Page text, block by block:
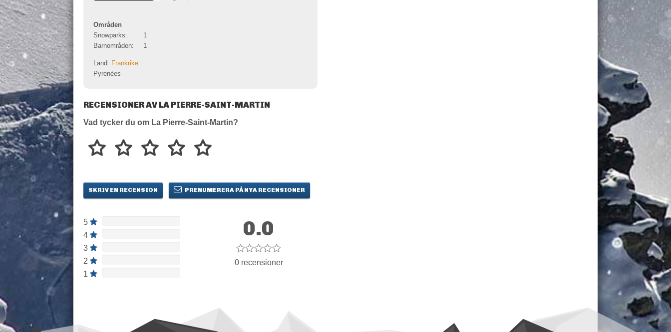
Områden
Snowparks:
1
Barnområden:
1
Land: Frankrike
Pyrenées
RECENSIONER AV LA PIERRE-SAINT-MARTIN
Vad tycker du om La Pierre-Saint-Martin?
SKRIV EN RECENSION PRENUMERERA PÅ NYA RECENSIONER
5
4
3
2
1
0.0
0 recensioner